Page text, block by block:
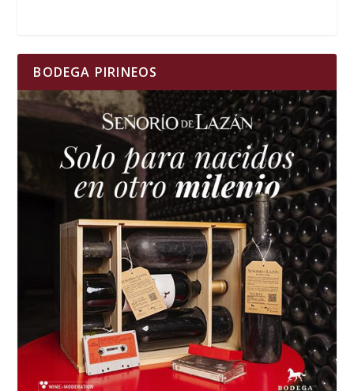
BODEGA PIRINEOS